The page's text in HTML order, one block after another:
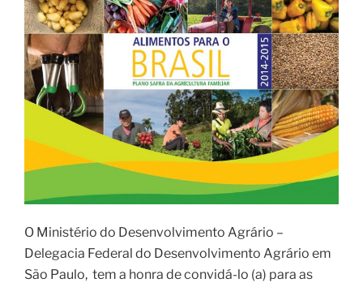
O Ministério do Desenvolvimento Agrário –
Delegacia Federal do Desenvolvimento Agrário em
São Paulo, tem a honra de convidá-lo (a) para as